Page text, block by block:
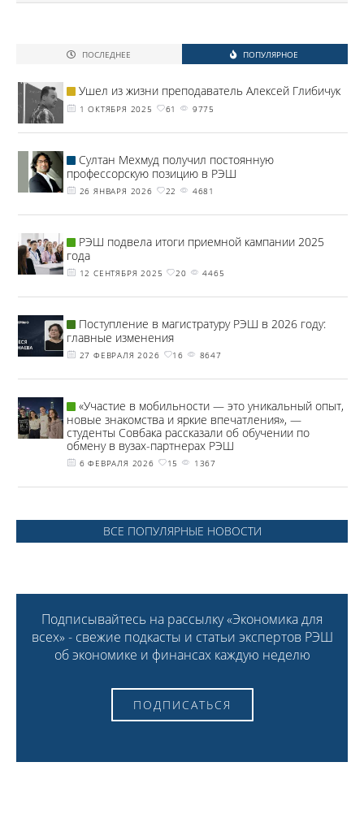
ПОСЛЕДНЕЕ ПОПУЛЯРНОЕ
Ушел из жизни преподаватель Алексей Глибичук
1 ОКТЯБРЯ 2025 61 9775
Султан Мехмуд получил постоянную
профессорскую позицию в РЭШ
26 ЯНВАРЯ 2026 22 4681
РЭШ подвела итоги приемной кампании 2025
года
12 СЕНТЯБРЯ 2025 20 4465
Поступление в магистратуру РЭШ в 2026 году:
главные изменения
27 ФЕВРАЛЯ 2026 16 8647
«Участие в мобильности — это уникальный опыт,
новые знакомства и яркие впечатления», —
студенты Совбака рассказали об обучении по
обмену в вузах-партнерах РЭШ
6 ФЕВРАЛЯ 2026 15 1367
ВСЕ ПОПУЛЯРНЫЕ НОВОСТИ
Подписывайтесь на рассылку «Экономика для
всех» - свежие подкасты и статьи экспертов РЭШ
об экономике и финансах каждую неделю
ПОДПИСАТЬСЯ